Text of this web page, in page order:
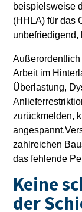
beispielsweise
(HHLA) für das
unbefriedigend,
Arbeit im
Überlastung,
zurückmelden,
zahlreichen
das fehlende
Keine
der